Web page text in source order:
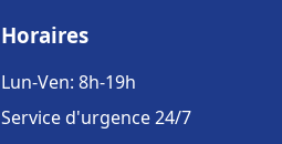
Horaires
Lun-Ven: 8h-19h
Service d'urgence 24/7